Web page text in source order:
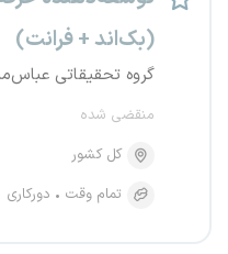
(بک‌اند + فرانت)
گروه تحقیقاتی
منقضی شده
کل کشور
تمام وقت
دورکاری